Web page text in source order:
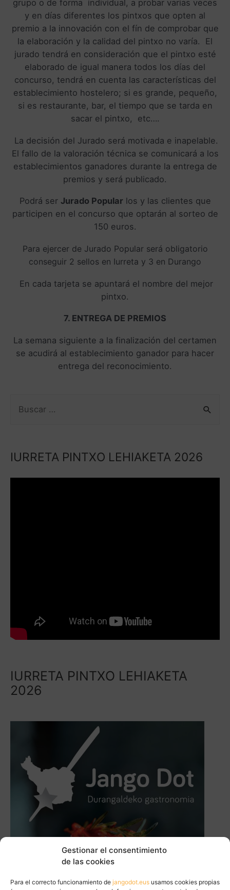
Gestionar el consentimiento
de las cookies
Para el correcto funcionamiento de jangodot.eus usamos cookies propias
grupo o de forma individual, a probar varias veces
y en días diferentes los pintxos que opten al
premio a la innovación con el fín de comprobar que
la elaboración y la calidad del pintxo no varía. El
jurado tendrá en consideración que el pintxo esté
elaborado de igual manera todos los días del
concurso, tendrá en cuenta las características del
establecimiento hostelero; si es grande, pequeño,
si es restaurante, bar, el tiempo que se tarda en
sacar el pintxo, etc….
La decisión del Jurado será motivada e inapelable.
El fallo de la valoración técnica se comunicará a los
establecimientos ganadores durante la entrega de
premios y será publicado.
Podrá ser Jurado Popular los y las clientes que
participen en el concurso que optarán al sorteo de
150 euros.
Para ejercer de Jurado Popular será obligatorio
conseguir 2 sellos en Iurreta y 3 en Durango
En cada tarjeta se apuntará el nombre del mejor
pintxo.
7. ENTREGA DE PREMIOS
La semana siguiente a la finalización del certamen
se acudirá al establecimiento ganador para hacer
entrega del reconocimiento.
IURRETA PINTXO LEHIAKETA 2026
IURRETA PINTXO LEHIAKETA
2026